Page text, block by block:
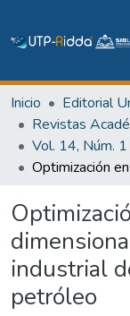
Inicio
Revistas
industrial
petróleo